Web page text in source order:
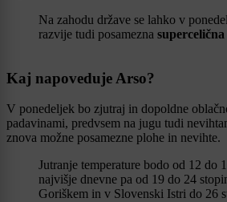
Na zahodu države se lahko v
razvije tudi posamezna
Kaj napoveduje Arso?
V ponedeljek bo zjutraj in dopoldne
padavinami, predvsem na jugu tudi
znova možne posamezne plohe in nevihte.
Jutranje temperature bodo od 12 do
najvišje dnevne pa od 19 do 24
Goriškem in v Slovenski Istri do 26